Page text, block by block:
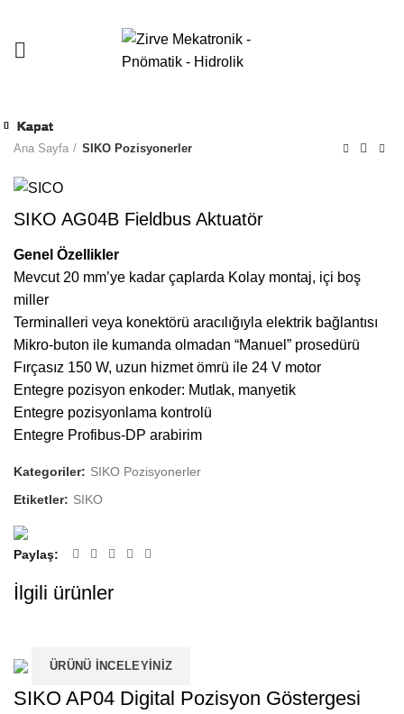
Ana Sayfa SIKO Pozisyonerler
SIKO AG04B Fieldbus Aktuatör
Genel Özellikler
Mevcut 20 mm’ye kadar çaplarda Kolay montaj, içi boş
miller
Terminalleri veya konektörü aracılığıyla elektrik bağlantısı
Mikro-buton ile kumanda olmadan “Manuel” prosedürü
Fırçasız 150 W, uzun hizmet ömrü ile 24 V motor
Entegre pozisyon enkoder: Mutlak, manyetik
Entegre pozisyonlama kontrolü
Entegre Profibus-DP arabirim
Kategoriler: SIKO Pozisyonerler
Etiketler: SIKO
Paylaş
İlgili ürünler
ÜRÜNÜ İNCELEYINIZ
Kapat
SIKO AP04 Digital Pozisyon Göstergesi
Kapat
Kapat
Kapat
Kapat
Kapat
Kapat
Kapat